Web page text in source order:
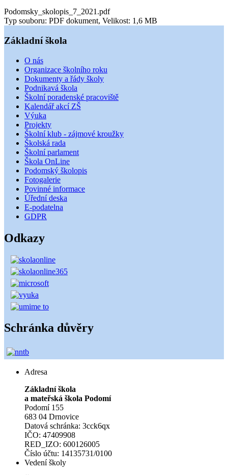
Podomsky_skolopis_7_2021.pdf
Typ souboru: PDF dokument, Velikost: 1,6 MB
Základní škola
O nás
Organizace školního roku
Dokumenty a řády školy
Podnikavá škola
Školní poradenské pracoviště
Kalendář akcí ZŠ
Výuka
Projekty
Školní klub - zájmové kroužky
Školská rada
Školní parlament
Škola OnLine
Podomský školopis
Fotogalerie
Povinné informace
Úřední deska
E-podatelna
GDPR
Odkazy
Schránka důvěry
Adresa
Základní škola
a mateřská škola Podomí
Podomí 155
683 04 Drnovice
Datová schránka: 3cck6qx
IČO: 47409908
RED_IZO: 600126005
Číslo účtu: 14135731/0100
Vedení školy